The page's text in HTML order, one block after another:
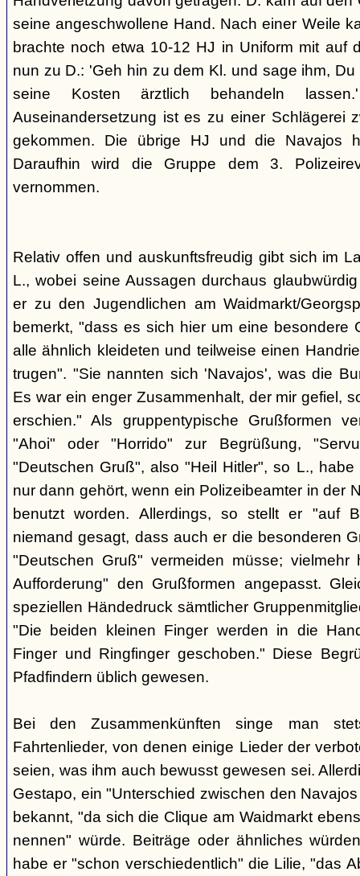
seine angeschwollene Hand. Nach einer Weile
brachte noch etwa 10-12 HJ in Uniform mit auf
nun zu D.: 'Geh hin zu dem Kl. und sage ihm,
seine Kosten ärztlich behandeln
Auseinandersetzung ist es zu einer Schlägerei
gekommen. Die übrige HJ und die Navajos
Daraufhin wird die Gruppe dem 3.
vernommen.
Relativ offen und auskunftsfreudig gibt sich im
L., wobei seine Aussagen durchaus
er zu den Jugendlichen am Waidmarkt/
bemerkt, "dass es sich hier um eine besondere
alle ähnlich kleideten und teilweise einen
trugen". "Sie nannten sich 'Navajos', was die
Es war ein enger Zusammenhalt, der mir gefiel,
erschien." Als gruppentypische Grußformen
"Ahoi" oder "Horrido" zur Begrüßung,
"Deutschen Gruß", also "Heil Hitler", so L.,
nur dann gehört, wenn ein Polizeibeamter in der
benutzt worden. Allerdings, so stellt er "auf
niemand gesagt, dass auch er die besonderen
"Deutschen Gruß" vermeiden müsse;
Aufforderung" den Grußformen angepasst.
speziellen Händedruck sämtlicher
"Die beiden kleinen Finger werden in die
Finger und Ringfinger geschoben." Diese
Pfadfindern üblich gewesen.
Bei den Zusammenkünften singe man
Fahrtenlieder, von denen einige Lieder der
seien, was ihm auch bewusst gewesen sei.
Gestapo, ein "Unterschied zwischen den
bekannt, "da sich die Clique am Waidmarkt
nennen" würde. Beiträge oder ähnliches
habe er "schon verschiedentlich" die Lilie, "das